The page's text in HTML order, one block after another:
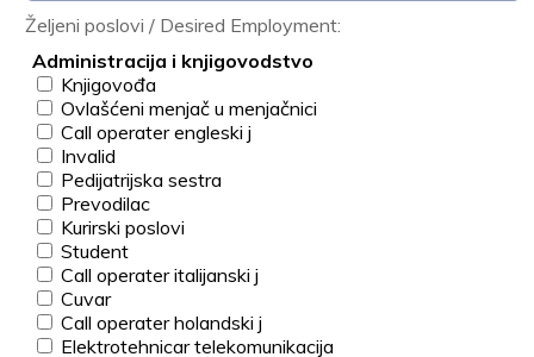
Željeni poslovi / Desired Employment:
Administracija i knjigovodstvo
Knjigovođa
Ovlašćeni menjač u menjačnici
Call operater engleski j
Invalid
Pedijatrijska sestra
Prevodilac
Kurirski poslovi
Student
Call operater italijanski j
Cuvar
Call operater holandski j
Elektrotehnicar telekomunikacija